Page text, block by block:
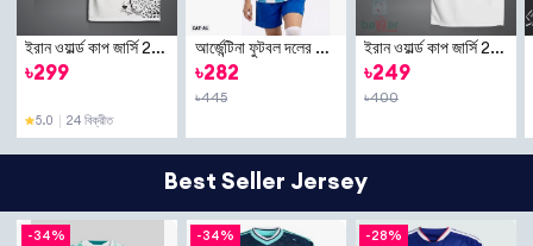
ইরান ওয়ার্ল্ড কাপ জার্সি 2026 পুরুষদের জন্য জার্সি - হাফ স্লিভ কলার পোলো ফুটবল টি শার্ট - ইরান জার্সি
৳299
5.0 24 বিক্রীত
আর্জেন্টিনা ফুটবল দলের হোম জার্সি গ্রীষ্মকালীন স্পেশাল স্কাই ব্লু এবং সাদা স্ট্রাইপস কালার পলিয়েস্টার টি-শার্ট পুরুষ ও মহিলাদের জন্য | কুইক-ড্রাই ফ্যাব্রিক + ফ্রি গিফট ২ পিস হেডব্যান্ড!
৳282
৳445
ইরান ওয়ার্ল্ড কাপ জার্সি 2026 পুরুষদের জন্য শর্ট স্লিভ ফুটবল জার্সি - হাফ স্লিভ টি শার্ট - ইরান জার্সি
৳249
৳400
Best Seller Jersey
-34% -34% -28%